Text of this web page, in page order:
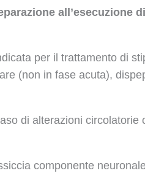
all’esecuzione
per il trattamento di
(non in fase acuta),
di alterazioni circolatorie
componente